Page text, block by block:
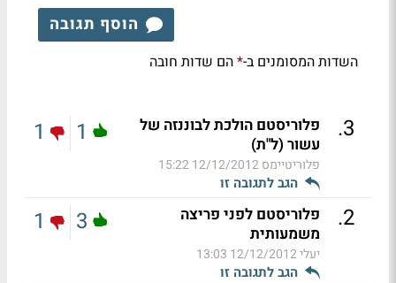
הוסף תגובה
השדות המסומנים ב-*הם שדות חובה
3
.
פלוריסטם הולכת לבוננזה של
עשור (ל"ת)
פלוריטיימס12/12/2012 15:22
הגב לתגובה זו
1
1
2
.
פלוריסטם לפני פריצה
משמעותית
יעלי12/12/2012 13:03
הגב לתגובה זו
3
1